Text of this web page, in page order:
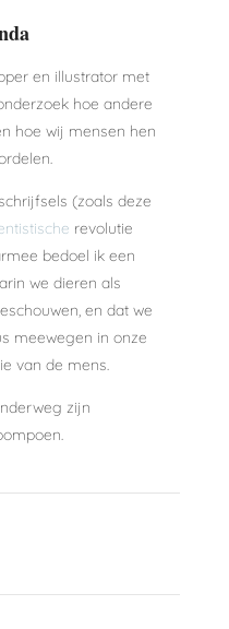
en illustrator met
hoe andere
hoe wij mensen hen
(zoals deze
revolutie
bedoel ik een
we dieren als
en dat we
meewegen in onze
van de mens.
zijn